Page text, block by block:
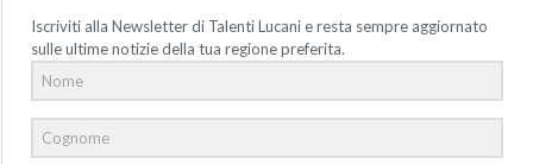
Iscriviti alla Newsletter di Talenti Lucani e resta sempre aggiornato
sulle ultime notizie della tua regione preferita.